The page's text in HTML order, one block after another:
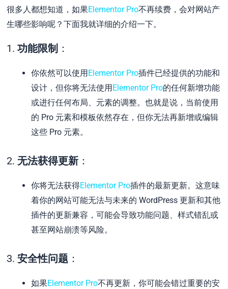
很多人都想知道，如果Elementor Pro不再续费，会对网站产
生哪些影响呢？下面我就详细的介绍一下。
1.功能限制 ：
你依然可以使用 Elementor Pro插件已经提供的功能和
设计，但你将无法使用 Elementor Pro的任何新增功能
或进行任何布局、元素的调整。也就是说，当前使用
的 Pro 元素和模板依然存在，但你无法再新增或编辑
这些 Pro 元素。
2. 无法获得更新 ：
你将无法获得Elementor Pro插件的最新更新。这意味
着你的网站可能无法与未来的 WordPress 更新和其他
插件的更新兼容，可能会导致功能问题、样式错乱或
甚至网站崩溃等风险。
3.安全性问题 ：
如果Elementor Pro不再更新，你可能会错过重要的安